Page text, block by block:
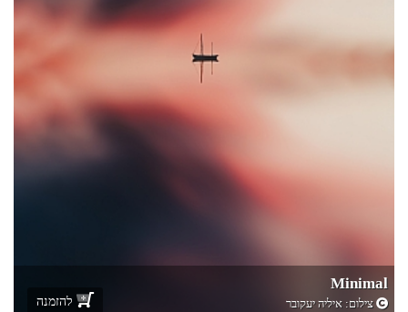
Minimal
צילום: איליה יעקובר להזמנה